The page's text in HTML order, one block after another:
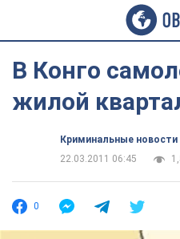
В Конго
жилой
Криминальные новости
22.03.2011 06:45
0